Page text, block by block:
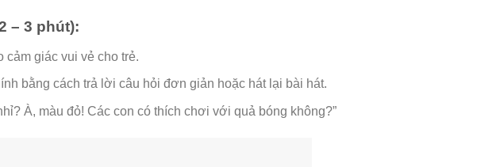
– 3 phút):
cảm giác vui vẻ cho trẻ.
bằng cách trả lời câu hỏi đơn giản hoặc hát lại bài hát.
À, màu đỏ! Các con có thích chơi với quả bóng không?”